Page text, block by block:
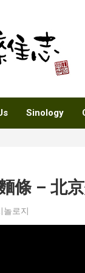
Sinology
條 – 北
놀로지